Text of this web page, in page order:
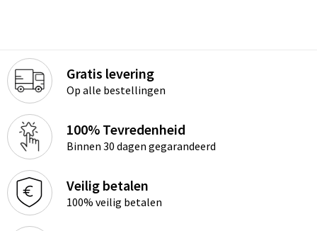
Gratis levering
Op alle bestellingen
100% Tevredenheid
Binnen 30 dagen gegarandeerd
Veilig betalen
100% veilig betalen